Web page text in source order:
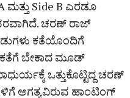
ಮತ್ತು Side B ಎರಡೂ
ವರವಾಗಿದೆ. ಚರಣ್‌ ರಾಜ್‌
ಕತೆಯೊಂದಿಗೆ
ಕತೆಗೆ ಬೇಕಾದ ಮೂಡ್‌
ಒತ್ತುಕೊಟ್ಟಿದ್ದ ಚರಣ್‌
ಅಗತ್ಯವಿರುವ ಹಾಂಟಿಂಗ್‌